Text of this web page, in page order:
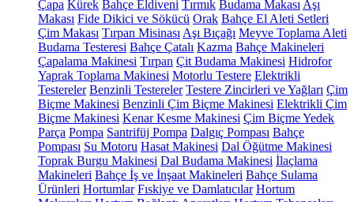
Çapa Kürek Bahçe Eldiveni Tırmık Budama Makası Aşı
Makası Fide Dikici ve Sökücü Orak Bahçe El Aleti Setleri
Çim Makası Tırpan Misinası Aşı Bıçağı Meyve Toplama Aleti
Budama Testeresi Bahçe Çatalı Kazma Bahçe Makineleri
Çapalama Makinesi Tırpan Çit Budama Makinesi Hidrofor
Yaprak Toplama Makinesi Motorlu Testere Elektrikli
Testereler Benzinli Testereler Testere Zincirleri ve Yağları Çim
Biçme Makinesi Benzinli Çim Biçme Makinesi Elektrikli Çim
Biçme Makinesi Kenar Kesme Makinesi Çim Biçme Yedek
Parça Pompa Santrifüj Pompa Dalgıç Pompası Bahçe
Pompası Su Motoru Hasat Makinesi Dal Öğütme Makinesi
Toprak Burgu Makinesi Dal Budama Makinesi İlaçlama
Makineleri Bahçe İş ve İnşaat Makineleri Bahçe Sulama
Ürünleri Hortumlar Fıskiye ve Damlatıcılar Hortum